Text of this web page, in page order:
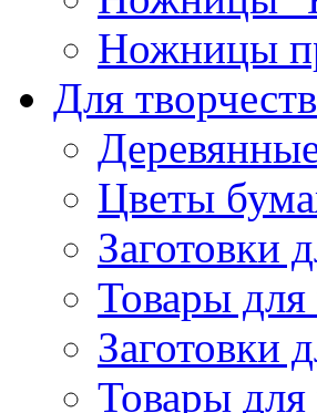
Ножницы
Для
Цветы
Заготовки
Товары для
Заготовки
Товары